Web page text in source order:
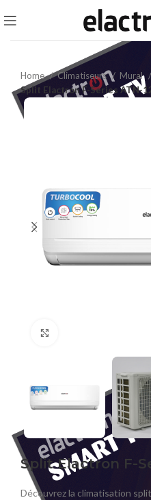
Home Climatiseurs
Mural
Split Elactron F-Series ATN-
Split Elactron F-
Découvrez la climatisation